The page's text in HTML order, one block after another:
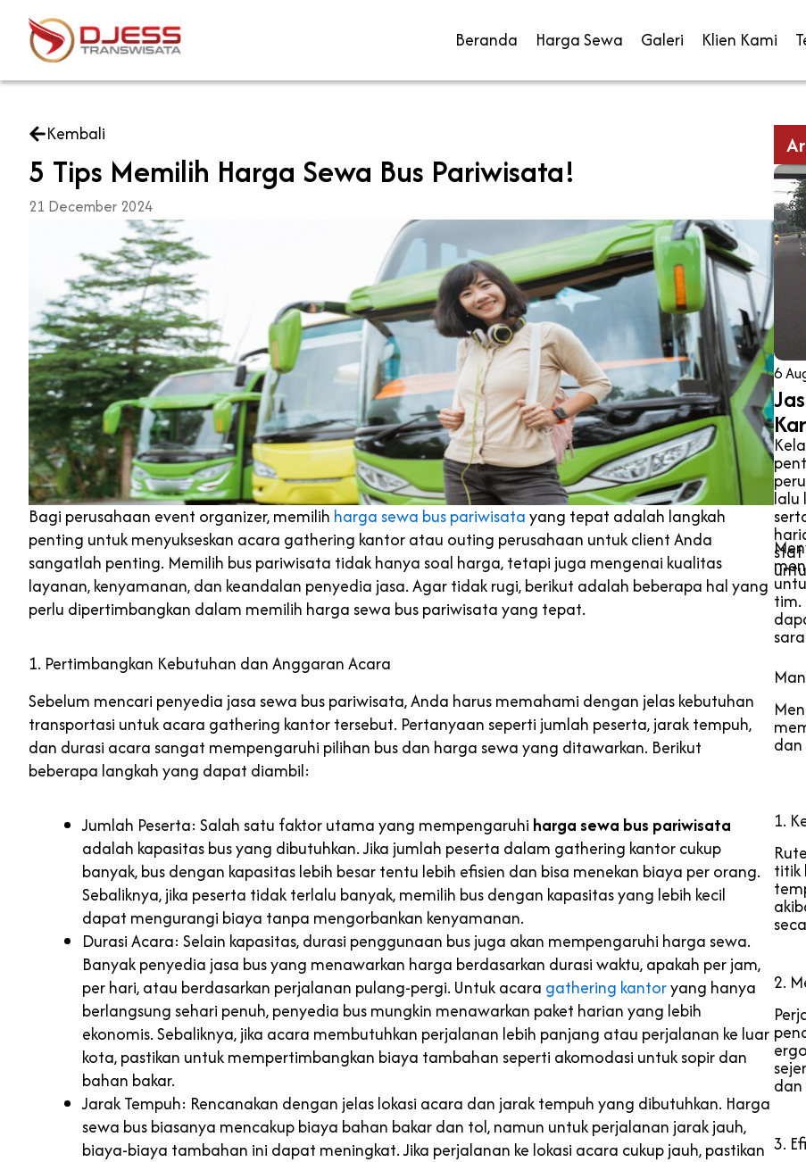
content
Beranda Harga Sewa Galeri Klien Kami
Kembali
5 Tips Memilih Harga Sewa Bus Pariwisata!
21 December 2024
Bagi perusahaan event organizer, memilih harga sewa bus pariwisatayang tepat adalah langkah
penting untuk menyukseskan acara gathering kantor atau outing perusahaan untuk client Anda
sangatlah penting. Memilih bus pariwisata tidak hanya soal harga, tetapi juga mengenai kualitas
layanan, kenyamanan, dan keandalan penyedia jasa. Agar tidak rugi, berikut adalah beberapa hal yang
perlu dipertimbangkan dalam memilih harga sewa bus pariwisata yang tepat.
1. Pertimbangkan Kebutuhan dan Anggaran Acara
Sebelum mencari penyedia jasa sewa bus pariwisata, Anda harus memahami dengan jelas kebutuhan
transportasi untuk acara gathering kantor tersebut. Pertanyaan seperti jumlah peserta, jarak tempuh,
dan durasi acara sangat mempengaruhi pilihan bus dan harga sewa yang ditawarkan. Berikut
beberapa langkah yang dapat diambil:
Jumlah Peserta: Salah satu faktor utama yang mempengaruhi harga sewa bus pariwisata
adalah kapasitas bus yang dibutuhkan. Jika jumlah peserta dalam gathering kantor cukup
banyak, bus dengan kapasitas lebih besar tentu lebih efisien dan bisa menekan biaya per orang.
Sebaliknya, jika peserta tidak terlalu banyak, memilih bus dengan kapasitas yang lebih kecil
dapat mengurangi biaya tanpa mengorbankan kenyamanan.
Durasi Acara: Selain kapasitas, durasi penggunaan bus juga akan mempengaruhi harga sewa.
Banyak penyedia jasa bus yang menawarkan harga berdasarkan durasi waktu, apakah per jam,
per hari, atau berdasarkan perjalanan pulang-pergi. Untuk acara gathering kantoryang hanya
berlangsung sehari penuh, penyedia bus mungkin menawarkan paket harian yang lebih
ekonomis. Sebaliknya, jika acara membutuhkan perjalanan lebih panjang atau perjalanan ke luar
kota, pastikan untuk mempertimbangkan biaya tambahan seperti akomodasi untuk sopir dan
bahan bakar.
Jarak Tempuh: Rencanakan dengan jelas lokasi acara dan jarak tempuh yang dibutuhkan. Harga
sewa bus biasanya mencakup biaya bahan bakar dan tol, namun untuk perjalanan jarak jauh,
biaya-biaya tambahan ini dapat meningkat. Jika perjalanan ke lokasi acara cukup jauh, pastikan
6
lalu
staf
tim.
1.
titik
2.
dan
3.